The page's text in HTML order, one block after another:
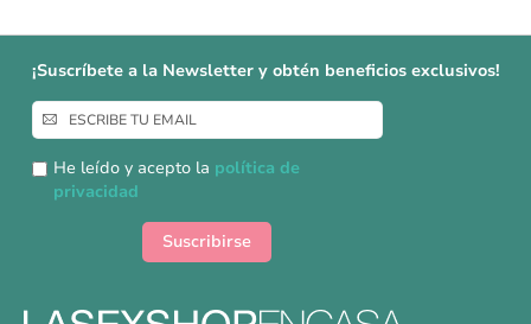
¡Suscríbete a la Newsletter y obtén beneficios exclusivos!
Inscríbase
a
nuestro
boletín
He leído y acepto la política de
privacidad
Suscribirse